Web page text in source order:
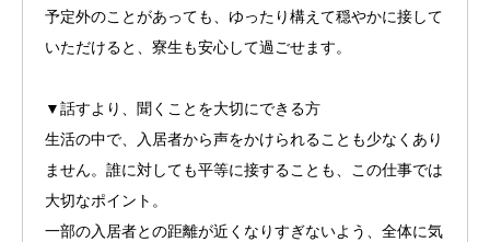
予定外のことがあっても、ゆったり構えて穏やかに接して
いただけると、寮生も安心して過ごせます。
▼話すより、聞くことを大切にできる方
生活の中で、入居者から声をかけられることも少なくあり
ません。誰に対しても平等に接することも、この仕事では
大切なポイント。
一部の入居者との距離が近くなりすぎないよう、全体に気